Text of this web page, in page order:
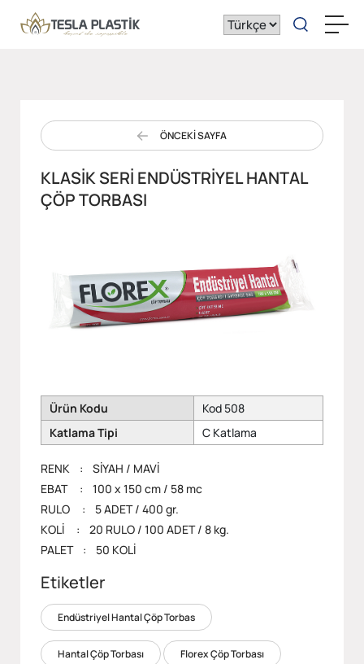
ÖNCEKİ SAYFA
KLASIK SERI ENDÜSTRIYEL HANTAL
ÇÖP TORBASI
Ürün Kodu
Kod 508
Katlama Tipi
C Katlama
RENK : SİYAH / MAVİ
EBAT : 100 x 150 cm / 58 mc
RULO : 5 ADET / 400 gr.
KOLİ : 20 RULO / 100 ADET / 8 kg.
PALET : 50 KOLİ
Etiketler
Endüstriyel Hantal Çöp Torbas
Hantal Çöp Torbası Florex Çöp Torbası